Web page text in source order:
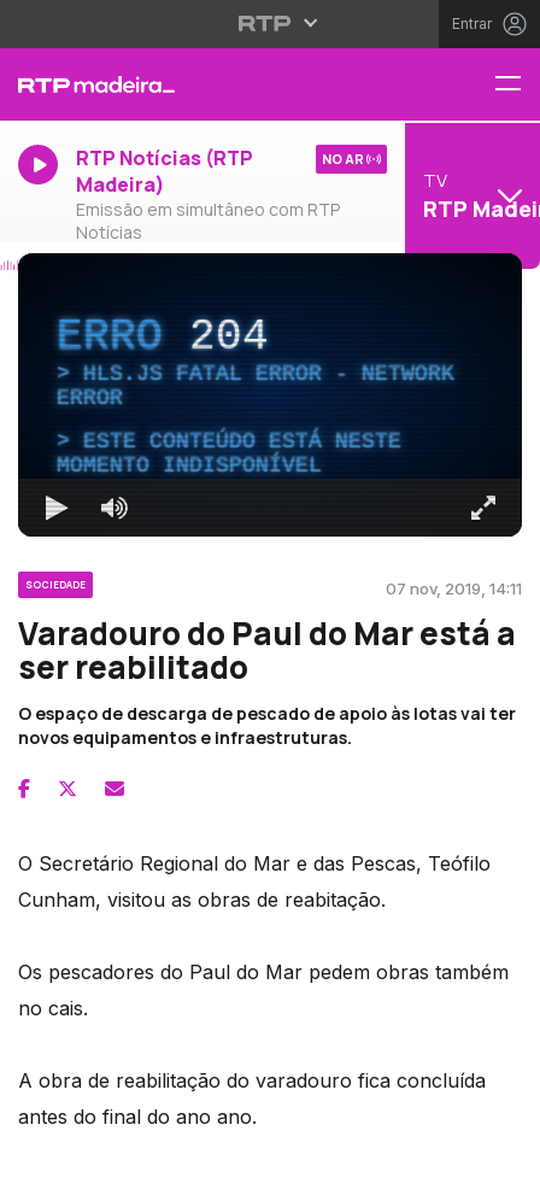
Entrar
RTP Notícias (RTP
Madeira)
Emissão em simultâneo com RTP
Notícias
NO AR
TV
RTP
ERRO204
HLS.JS FATAL ERROR - NETWORK
ERROR
ESTE CONTEÚDO ESTÁ NESTE
MOMENTO INDISPONÍVEL
SOCIEDADE 07 nov, 2019, 14:11
Varadouro do Paul do Mar está a
ser reabilitado
O espaço de descarga de pescado de apoio às lotas vai ter
novos equipamentos e infraestruturas.
O Secretário Regional do Mar e das Pescas, Teófilo
Cunham, visitou as obras de reabitação.
Os pescadores do Paul do Mar pedem obras também
no cais.
A obra de reabilitação do varadouro fica concluída
antes do final do ano ano.